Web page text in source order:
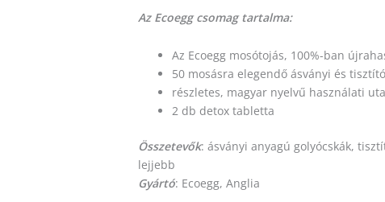
Az Ecoegg csomag tartalma:
Az Ecoegg mosótojás, 100%-ban
50 mosásra elegendő ásványi és
részletes, magyar nyelvű használati
2 db detox tabletta
Összetevők: ásványi anyagú golyócskák,
lejjebb
Gyártó: Ecoegg, Anglia